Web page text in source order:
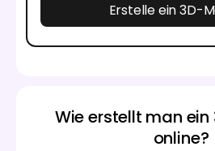
Erstelle ein 3D-
Wie erstellt man
online?